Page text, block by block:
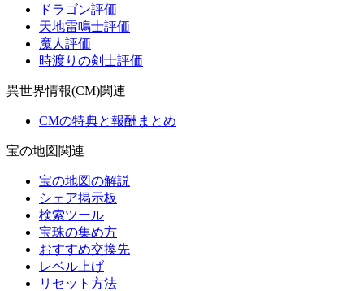
ドラゴン評価
天地雷鳴士評価
魔人評価
時渡りの剣士評価
異世界情報(CM)関連
CMの特典と報酬まとめ
宝の地図関連
宝の地図の解説
シェア掲示板
検索ツール
宝珠の集め方
おすすめ交換先
レベル上げ
リセット方法